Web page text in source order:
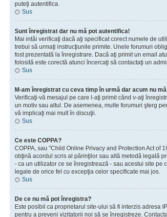
puteţi autentifica.
Sus
Sunt înregistrat dar nu mă pot autentifica!
Mai intâi verificaţi dacă aţi specificat corect numele de
trebui să urmaţi instrucţiunile primite. Unele forumuri
fost prezentată la înregistrare. Dacă aţi primit un email
folosită este corectă atunci încercaţi să contactaţi un
Sus
M-am înregistrat cu ceva timp în urmă dar acum nu
Verificaţi-vă mesajul pe care l-aţi primit când v-aţi
un motiv sau altul. De asemenea, multe forumuri şterg
vă implicaţi mai mult în discuţii.
Sus
Ce este COPPA?
COPPA, sau "Child Online Privacy and Protection Act
obţină acordul scris al părinţilor sau altă metodă legală
- ca un utilizator ce se înregistrează - sau acestui site
legale de orice fel cu excepţia celor specificate mai jos.
Sus
De ce nu mă pot înregistra?
Este posibil ca proprietarul site-ului să fi interzis adresa
pentru a preveni vizitatorii noi să se înregistreze.